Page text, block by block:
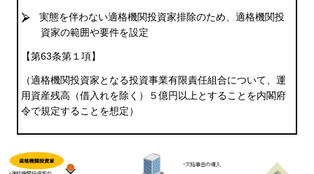
実態を伴わない適格機関投資家排除のため、適格機関投
資家の範囲や要件を設定
【第63条第１項】
（適格機関投資家となる投資事業有限責任組合について、運
用資産残高（借入れを除く）５億円以上とすることを内閣府
令で規定することを想定）